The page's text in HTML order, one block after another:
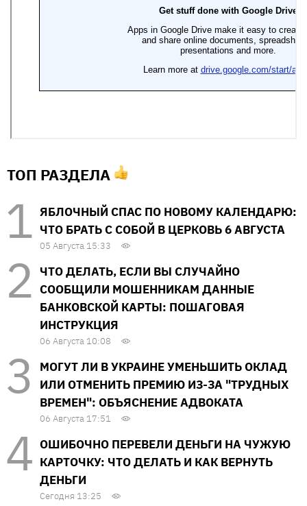
ТОП РАЗДЕЛА
ЯБЛОЧНЫЙ СПАС ПО НОВОМУ КАЛЕНДАРЮ:
ЧТО БРАТЬ С СОБОЙ В ЦЕРКОВЬ 6 АВГУСТА
05 Августа 15:33
ЧТО ДЕЛАТЬ, ЕСЛИ ВЫ СЛУЧАЙНО
СООБЩИЛИ МОШЕННИКАМ ДАННЫЕ
БАНКОВСКОЙ КАРТЫ: ПОШАГОВАЯ
ИНСТРУКЦИЯ
06 Августа 10:08
МОГУТ ЛИ В УКРАИНЕ УМЕНЬШИТЬ ОКЛАД
ИЛИ ОТМЕНИТЬ ПРЕМИЮ ИЗ-ЗА "ТРУДНЫХ
ВРЕМЕН": ОБЪЯСНЕНИЕ АДВОКАТА
06 Августа 17:51
ОШИБОЧНО ПЕРЕВЕЛИ ДЕНЬГИ НА ЧУЖУЮ
КАРТОЧКУ: ЧТО ДЕЛАТЬ И КАК ВЕРНУТЬ
ДЕНЬГИ
Сегодня 13:25